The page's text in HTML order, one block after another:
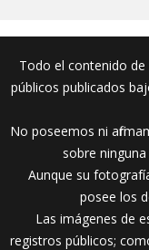
Todo el contenido
públicos publicados
No poseemos ni
sobre
Aunque su
posee los
Las imágenes de
registros públicos;